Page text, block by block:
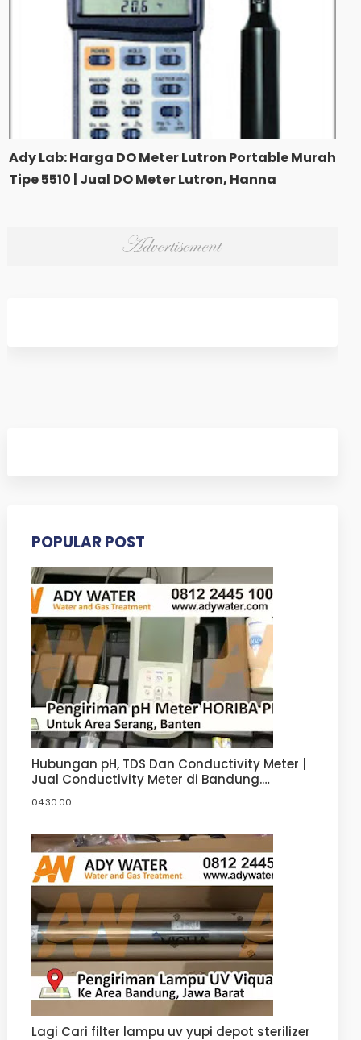
Ady Lab: Harga DO Meter Lutron Portable Murah
Tipe 5510 | Jual DO Meter Lutron, Hanna
POPULAR POST
Hubungan pH, TDS Dan Conductivity Meter |
Jual Conductivity Meter di Bandung.
04.30.00
Lagi Cari filter lampu uv yupi depot sterilizer